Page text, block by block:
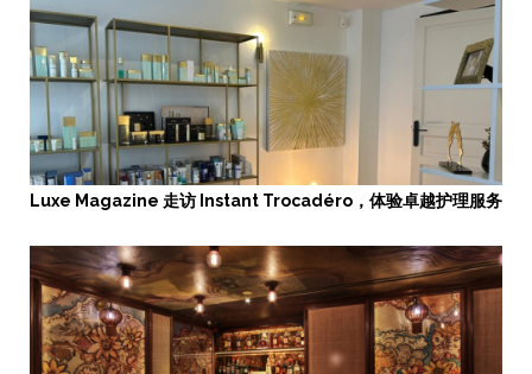
Luxe Magazine 走访 Instant Trocadéro，体验卓越护理服务